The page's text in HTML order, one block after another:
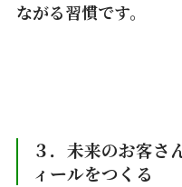
ながる習慣です。
３．未来のお客さ
ィールをつくる